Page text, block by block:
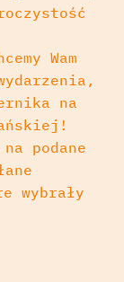
Wam
na
podane
wybrały